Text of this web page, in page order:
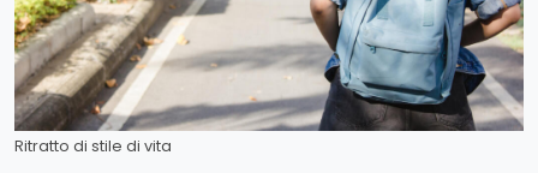
Ritratto di stile di vita